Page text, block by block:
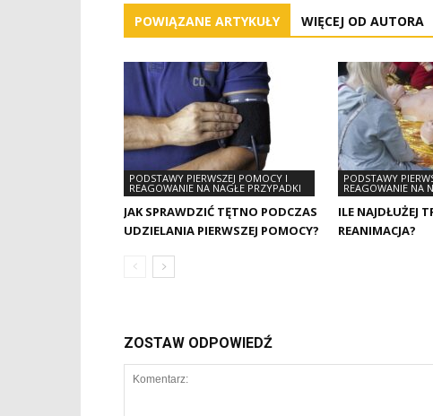
POWIĄZANE ARTYKUŁY WIĘCEJ OD AUTORA
PODSTAWY PIERWSZEJ POMOCY I
REAGOWANIE NA NAGŁE PRZYPADKI
JAK SPRAWDZIĆ TĘTNO PODCZAS
UDZIELANIA PIERWSZEJ POMOCY?
PODSTAWY
REAGOWANIE NA
ILE NAJDŁUŻEJ
REANIMACJA?
ZOSTAW ODPOWIEDŹ